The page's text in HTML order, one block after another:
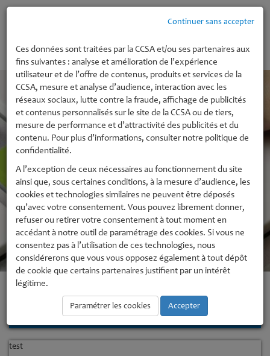
MENU
Accueil Tourisme
Actualites • E-tourisme
test
Continuer sans accepter
Ces données sont traitées par la CCSA et/ou ses partenaires aux
fins suivantes : analyse et amélioration de l’expérience
utilisateur et de l’offre de contenus, produits et services de la
CCSA, mesure et analyse d’audience, interaction avec les
réseaux sociaux, lutte contre la fraude, affichage de publicités
et contenus personnalisés sur le site de la CCSA ou de tiers,
mesure de performance et d’attractivité des publicités et du
contenu. Pour plus d’informations, consulter notre politique de
confidentialité.
A l’exception de ceux nécessaires au fonctionnement du site
ainsi que, sous certaines conditions, à la mesure d’audience, les
cookies et technologies similaires ne peuvent être déposés
qu’avec votre consentement. Vous pouvez librement donner,
refuser ou retirer votre consentement à tout moment en
accédant à notre outil de paramétrage des cookies. Si vous ne
consentez pas à l’utilisation de ces technologies, nous
considérerons que vous vous opposez également à tout dépôt
de cookie que certains partenaires justifient par un intérêt
légitime.
Paramétrer les cookies Accepter